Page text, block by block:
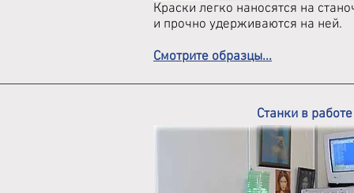
Краски легко наносятся на
и прочно удерживаются на ней.
Смотрите образцы...
Станки в работе